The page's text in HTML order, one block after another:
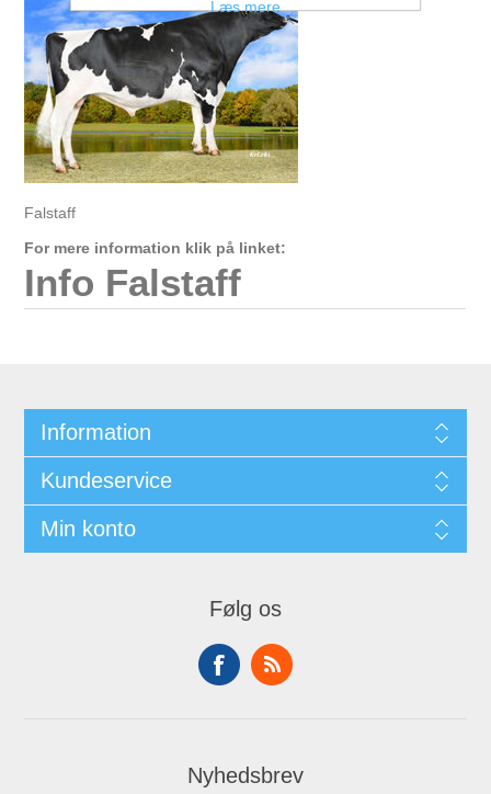
Falstaff
For mere information klik på linket:
Info Falstaff
Information
Kundeservice
Min konto
Følg os
Nyhedsbrev
Læs mere